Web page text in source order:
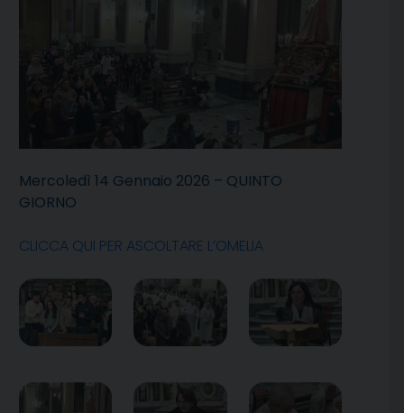
Mercoledì 14 Gennaio 2026 – QUINTO
GIORNO
CLICCA QUI PER ASCOLTARE L’OMELIA